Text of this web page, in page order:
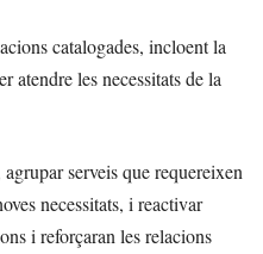
catalogades, incloent la
atendre les necessitats de la
serveis que requereixen
necessitats, i reactivar
i reforçaran les relacions